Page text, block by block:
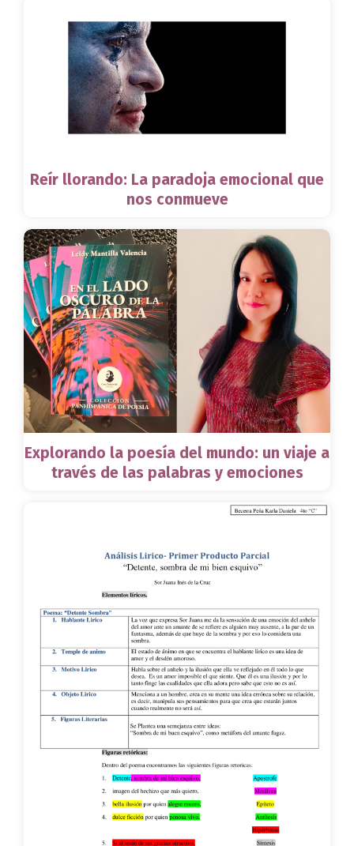
Reír llorando: La paradoja emocional que
nos conmueve
Explorando la poesía del mundo: un viaje a
través de las palabras y emociones